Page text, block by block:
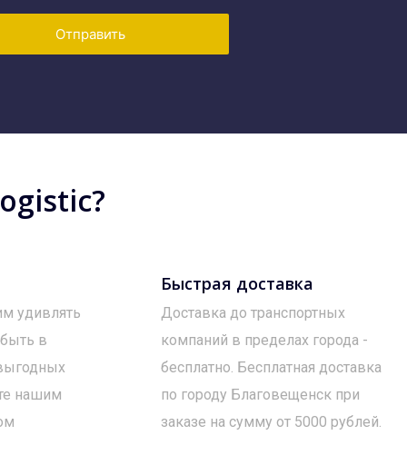
Отправить
удивлять
в
нашим
Быстрая доставка
Доставка до транспортных
компаний в пределах города -
бесплатно. Бесплатная доставка
по городу Благовещенск при
заказе на сумму от 5000 рублей.